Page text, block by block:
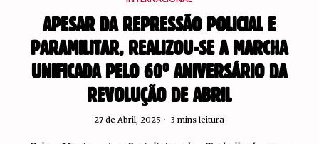
APESAR DA REPRESSÃO POLICIAL E
PARAMILITAR, REALIZOU-SE A MARCHA
UNIFICADA PELO 60º ANIVERSÁRIO DA
REVOLUÇÃO DE ABRIL
27 de Abril, 2025 3 mins leitura